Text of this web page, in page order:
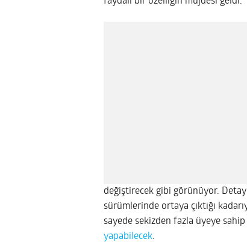
değiştirecek gibi görünüyor.
sürümlerinde ortaya çıktığı
sayede sekizden fazla üyeye sahip
yapabilecek.